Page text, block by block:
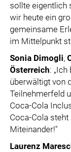
sollte eigentlich
wir heute ein
gemeinsame
im Mittelpunkt
Sonia Dimogli,
Österreich:
überwältigt von
Teilnehmerfeld
Coca-Cola
Coca-Cola
Miteinander!"
Laurenz